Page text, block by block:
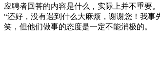
应聘者回答的内容是什么，实际上并不重要
“还好，没有遇到什么大麻烦，谢谢您！我
笑，但他们做事的态度是一定不能消极的。